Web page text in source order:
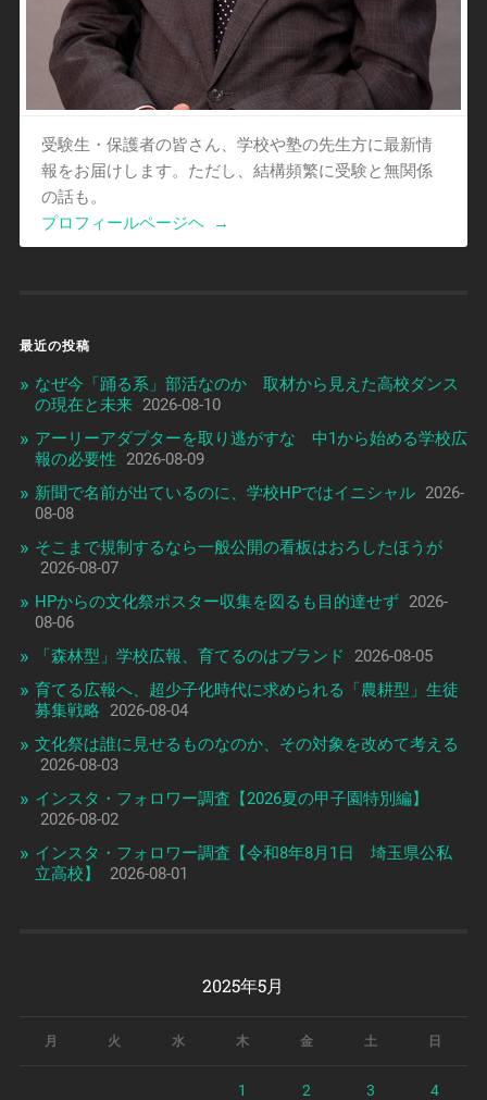
受験生・保護者の皆さん、学校や塾の先生方に最新情
報をお届けします。ただし、結構頻繁に受験と無関係
の話も。
プロフィールページヘ
→
最近の投稿
なぜ今「踊る系」部活なのか 取材から見えた高校ダンス
の現在と未来 2026-08-10
アーリーアダプターを取り逃がすな 中1から始める学校広
報の必要性
2026-08-09
新聞で名前が出ているのに、学校HPではイニシャル 2026-
08-08
そこまで規制するなら一般公開の看板はおろしたほうが
2026-08-07
HPからの文化祭ポスター収集を図るも目的達せず 2026-
08-06
「森林型」学校広報、育てるのはブランド
2026-08-05
育てる広報へ、超少子化時代に求められる「農耕型」生徒
募集戦略
2026-08-04
文化祭は誰に見せるものなのか、その対象を改めて考える
2026-08-03
インスタ・フォロワー調査【2026夏の甲子園特別編】
2026-08-02
インスタ・フォロワー調査【令和8年8月1日 埼玉県公私
立高校】
2026-08-01
2025年5月
月 火 水 木 金 土 日
1 2 3 4